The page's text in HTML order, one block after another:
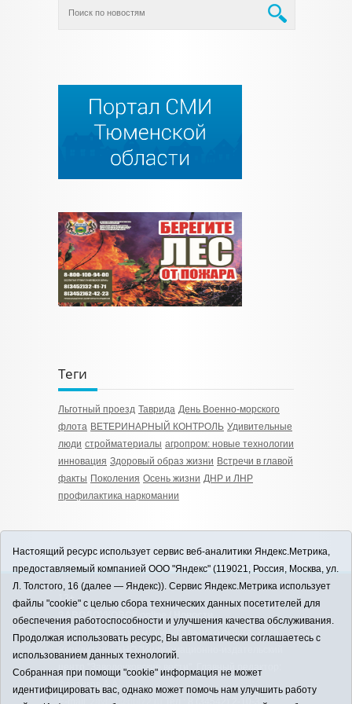
Теги
Льготный проезд Таврида День Военно-морского
флота ВЕТЕРИНАРНЫЙ КОНТРОЛЬ Удивительные
люди стройматериалы агропром: новые технологии
инновация Здоровый образ жизни Встречи в главой
факты Поколения Осень жизни ДНР и ЛНР
профилактика наркомании
12+
ЗАВОДОУКОВСК online / Новости
Заводоуковского муниципального округа, 2026
Учредитель: АНО "Информационно-издательский
центр "Заводоуковские вести". Главный редактор:
E-mail:
zavest@obl72.ru Тел.: 8 (34542) 2-10-33
Настоящий ресурс использует сервис веб-аналитики Яндекс.Метрика,
предоставляемый компанией ООО "Яндекс" (119021, Россия, Москва, ул.
Л. Толстого, 16 (далее — Яндекс)). Сервис Яндекс.Метрика использует
файлы "cookie" с целью сбора технических данных посетителей для
обеспечения работоспособности и улучшения качества обслуживания.
Продолжая использовать ресурс, Вы автоматически соглашаетесь с
использованием данных технологий.
Собранная при помощи "cookie" информация не может
идентифицировать вас, однако может помочь нам улучшить работу